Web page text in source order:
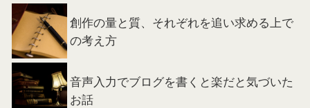
創作の量と質、それぞれを追い求める上で
の考え方
音声入力でブログを書くと楽だと気づいた
お話